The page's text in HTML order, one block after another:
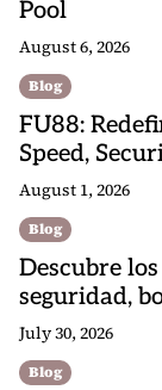
Pool
August 6, 2026
Blog
FU88:
Speed,
August 1, 2026
Blog
Descubre
seguridad,
July 30, 2026
Blog